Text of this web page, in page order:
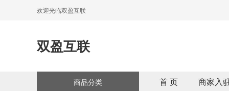
欢迎光临双盈互联
双盈互联
商品分类 首 页 商家入